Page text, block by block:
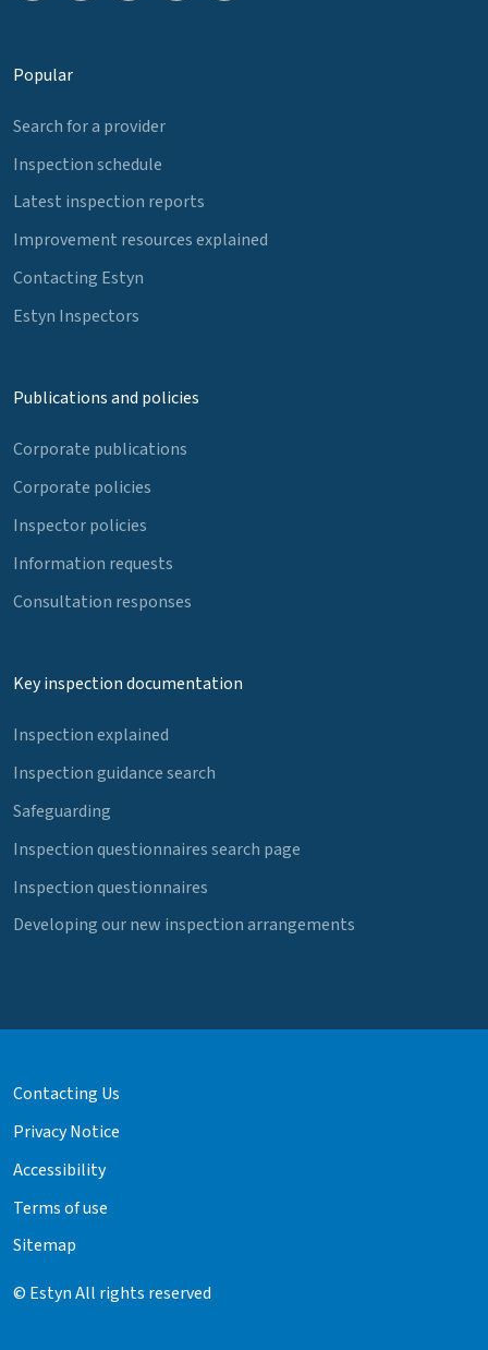
Popular
Search for a provider
Inspection schedule
Latest inspection reports
Improvement resources explained
Contacting Estyn
Estyn Inspectors
Publications and policies
Corporate publications
Corporate policies
Inspector policies
Information requests
Consultation responses
Key inspection documentation
Inspection explained
Inspection guidance search
Safeguarding
Inspection questionnaires search page
Inspection questionnaires
Developing our new inspection arrangements
Contacting Us
Privacy Notice
Accessibility
Terms of use
Sitemap
© Estyn All rights reserved